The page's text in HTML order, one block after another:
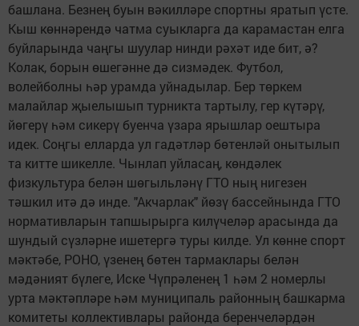
башлана. Безнең буын вәкилләре спортны яратып үсте.
Кыш көннәрендә чатма суыкларга да карамастан елга
буйларында чаңгы шуулар нинди рәхәт иде бит, ә?
Колак, борын өшегәнне дә сизмәдек. Футбол,
волейболны һәр урамда уйнадылар. Бер төркем
малайлар җыелышып турникта тартылу, гер күтәрү,
йөгерү һәм сикерү буенча үзара ярышлар оештыра
идек. Соңгы елларда ул гадәтләр бөтенләй онытылып
та китте шикелле. Чынлап уйласаң, көндәлек
физкультура белән шөгыльләнү ГТО ның нигезен
тәшкил итә дә инде. "Акчарлак" йөзү бассейнында ГТО
нормативларын тапшырырга килүчеләр арасында да
шундый сүзләрне ишетергә туры килде. Ул көнне спорт
мәктәбе, РОНО, үзенең бөтен тармаклары белән
мәдәният бүлеге, Иске Чүпрәленең 1 һәм 2 номерлы
урта мәктәпләре һәм муниципаль районның башкарма
комитеты коллективлары районда беренчеләрдән